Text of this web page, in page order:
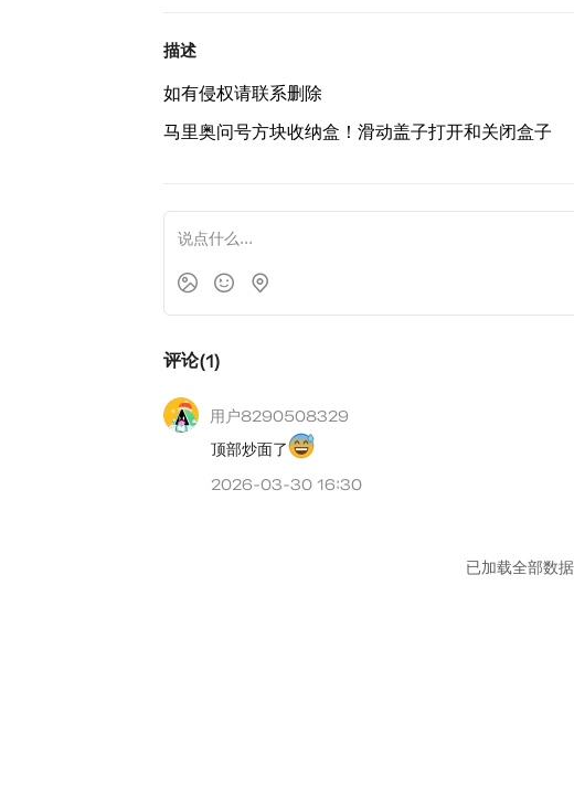
描述
如有侵权请联系删除
马里奥问号方块收纳盒！滑动盖子打开和关闭盒子